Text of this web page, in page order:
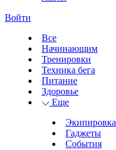
Войти
Все
Начинающим
Тренировки
Техника бега
Питание
Здоровье
Еще
Экипировка
Гаджеты
События